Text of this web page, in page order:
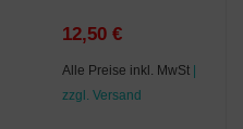
12,50 €
Alle Preise inkl. MwSt |
zzgl. Versand